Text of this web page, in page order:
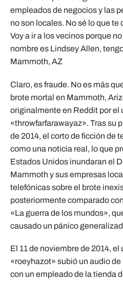
empleados de negocios y las
no son locales. No sé lo que te
Voy a ir a los vecinos porque
nombre es Lindsey Allen,
Mammoth, AZ
Claro, es fraude. No es más
brote mortal en Mammoth,
originalmente en Reddit por el
«throwfarfarawayaz». Tras su
de 2014, el corto de ficción de
como una noticia real, lo que
Estados Unidos inundaran el
Mammoth y sus empresas
telefónicas sobre el brote
posteriormente comparado
«La guerra de los mundos»,
causado un pánico
El 11 de noviembre de 2014,
«roeyhazot» subió un audio
con un empleado de la tienda